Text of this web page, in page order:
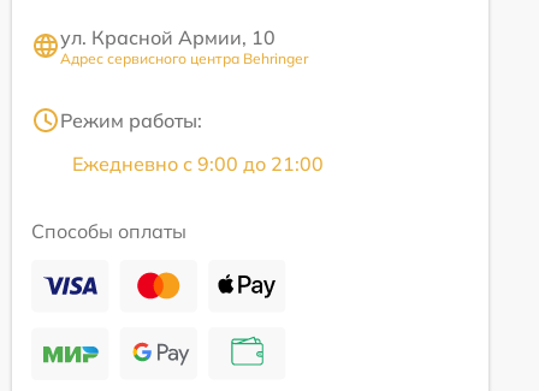
ул. Красной Армии, 10
Адрес сервисного центра Behringer
Режим работы:
Ежедневно с 9:00 до 21:00
Способы оплаты